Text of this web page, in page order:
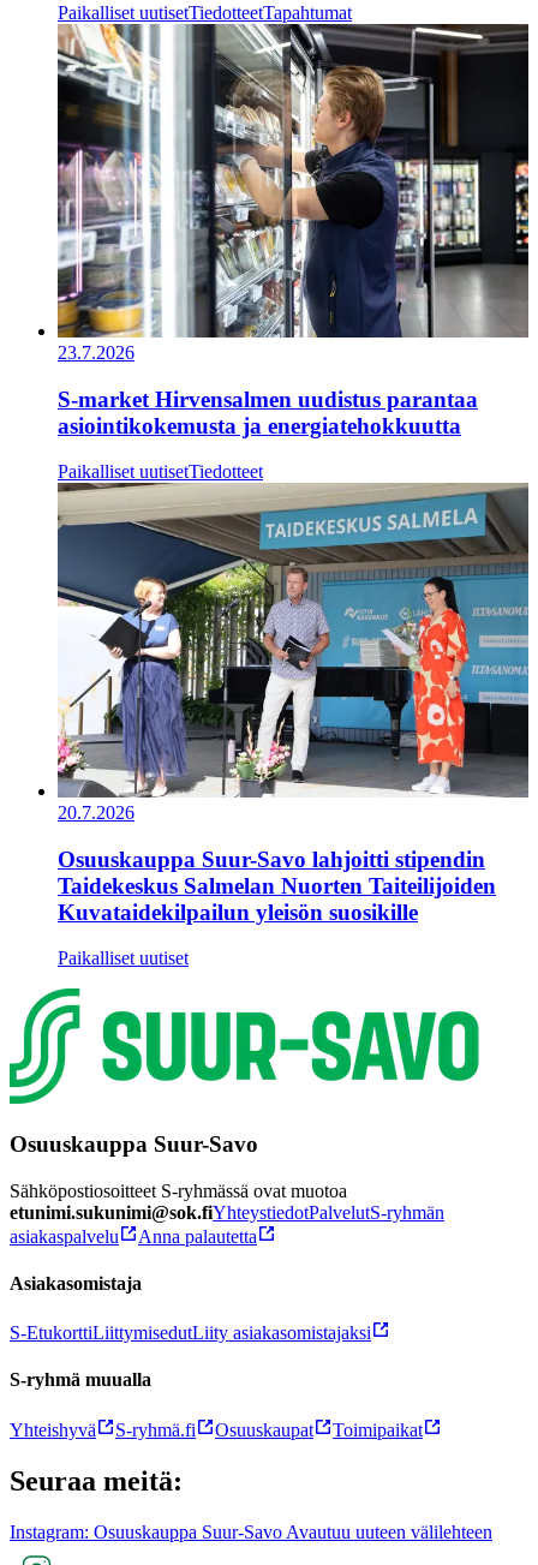
Paikalliset uutisetTiedotteetTapahtumat
23.7.2026
S-market Hirvensalmen uudistus parantaa
asiointikokemusta ja energiatehokkuutta
Paikalliset uutisetTiedotteet
20.7.2026
Osuuskauppa Suur-Savo lahjoitti stipendin
Taidekeskus Salmelan Nuorten Taiteilijoiden
Kuvataidekilpailun yleisön suosikille
Paikalliset uutiset
Osuuskauppa Suur-Savo
Sähköpostiosoitteet S-ryhmässä ovat muotoa
etunimi.sukunimi@sok.fiYhteystiedotPalvelutS-ryhmän
asiakaspalvelu
Anna palautetta
Asiakasomistaja
S-EtukorttiLiittymisedutLiity asiakasomistajaksi
S-ryhmä muualla
Yhteishyvä S-ryhmä.fi Osuuskaupat Toimipaikat
Seuraa meitä:
Instagram: Osuuskauppa Suur-Savo Avautuu uuteen välilehteen